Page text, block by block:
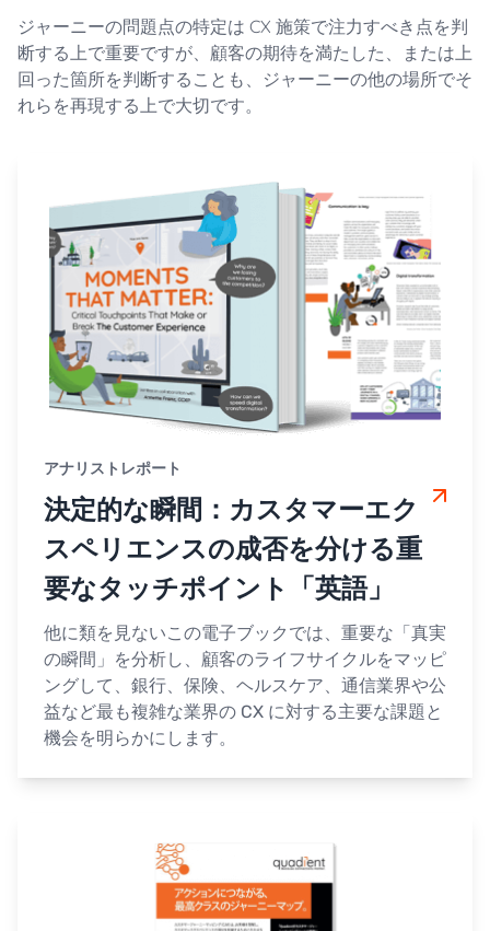
ジャーニーの問題点の特定は CX 施策で注力すべき点を判
断する上で重要ですが、顧客の期待を満たした、または上
回った箇所を判断することも、ジャーニーの他の場所でそ
れらを再現する上で大切です。
アナリストレポート
決定的な瞬間：カスタマーエク
スペリエンスの成否を分ける重
要なタッチポイント「英語」
他に類を見ないこの電子ブックでは、重要な「真実
の瞬間」を分析し、顧客のライフサイクルをマッピ
ングして、銀行、保険、ヘルスケア、通信業界や公
益など最も複雑な業界の CX に対する主要な課題と
機会を明らかにします。